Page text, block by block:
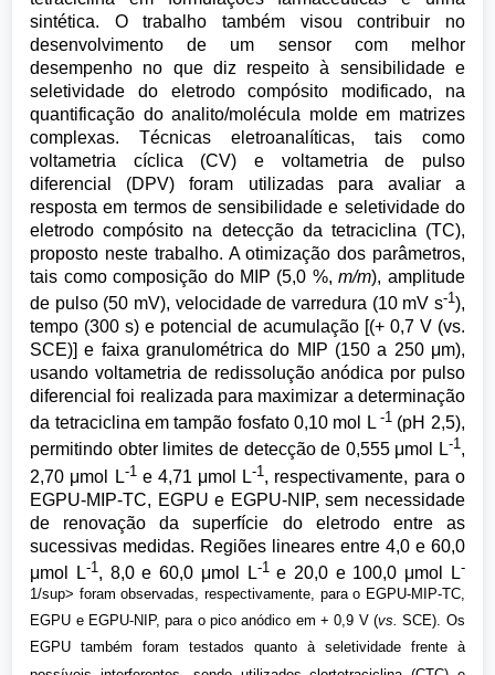
sintética. O trabalho também visou contribuir no
desenvolvimento de um sensor com melhor
desempenho no que diz respeito à sensibilidade e
seletividade do eletrodo compósito modificado, na
quantificação do analito/molécula molde em matrizes
complexas. Técnicas eletroanalíticas, tais como
voltametria cíclica (CV) e voltametria de pulso
diferencial (DPV) foram utilizadas para avaliar a
resposta em termos de sensibilidade e seletividade do
eletrodo compósito na detecção da tetraciclina (TC),
proposto neste trabalho. A otimização dos parâmetros,
tais como composição do MIP (5,0 %,m/m), amplitude
de pulso (50 mV), velocidade de varredura (10 mV s-1),
tempo (300 s) e potencial de acumulação [(+ 0,7 V (vs.
SCE)] e faixa granulométrica do MIP (150 a 250 μm),
usando voltametria de redissolução anódica por pulso
diferencial foi realizada para maximizar a determinação
da tetraciclina em tampão fosfato 0,10 mol L-1 (pH 2,5),
permitindo obter limites de detecção de 0,555 μmol L-1,
2,70 μmol L-1e 4,71 μmol L-1 , respectivamente, para o
EGPU-MIP-TC, EGPU e EGPU-NIP, sem necessidade
de renovação da superfície do eletrodo entre as
sucessivas medidas. Regiões lineares entre 4,0 e 60,0
μmol L-1, 8,0 e 60,0 μmol L-1e 20,0 e 100,0 μmol L-
1/sup> foram observadas, respectivamente, para o EGPU-MIP-TC,
EGPU e EGPU-NIP, para o pico anódico em + 0,9 V (vs. SCE). Os
EGPU também foram testados quanto à seletividade frente à